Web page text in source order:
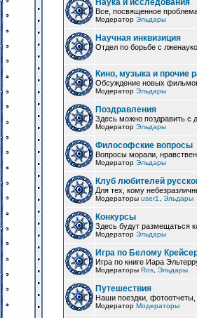
Наука и исследования
Все, посвященное
Модератор Эльдары
Научная инквизиция
Отдел по борьбе с
Кино, музыка и прочие
Обсуждение новых
Модератор Эльдары
Поздравления
Здесь можно поздравить с
Модератор Эльдары
Философские вопросы
Вопросы морали,
Модератор Эльдары
Клуб любителей
Для тех, кому
Модераторы user1 Эльдары
Конкурсы
Здесь будут размещаться
Модератор Эльдары
Игра по Белому
Игра по книге Иара
Модераторы Ros Эльдары
Путешествия
Наши поездки,
Модератор Модераторы